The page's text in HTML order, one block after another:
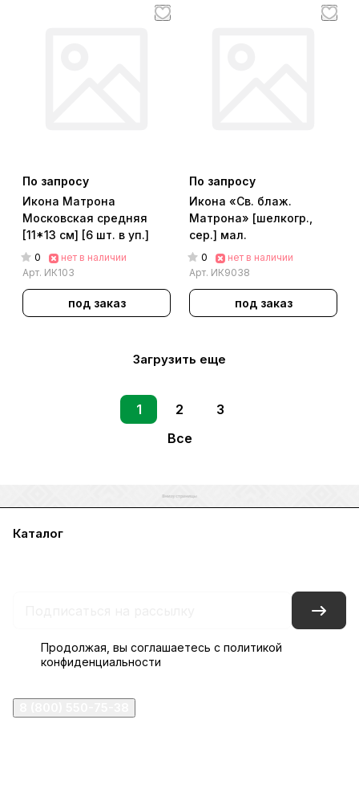
По запросу
Икона Матрона
Московская средняя
[11*13 см] [6 шт. в уп.]
0
нет в наличии
Арт. ИК103
под заказ
По запросу
Икона «Св. блаж.
Матрона» [шелкогр.,
сер.] мал.
0
нет в наличии
Арт. ИК9038
под заказ
Загрузить еще
1 2
3
Все
Каталог
Продолжая, вы соглашаетесь с политикой
конфиденциальности